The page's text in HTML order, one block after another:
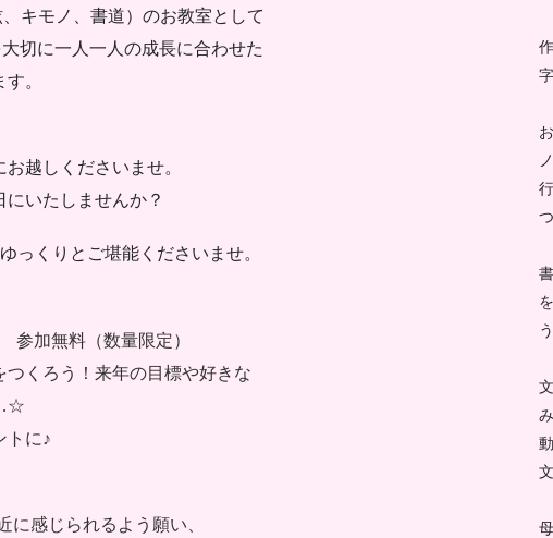
キモノ、書道）のお教室として
切に一人一人の成長に合わせた
。
越しくださいませ。
いたしませんか？
っくりとご堪能くださいませ。
参加無料（数量限定）
くろう！来年の目標や好きな
…☆
トに♪
に感じられるよう願い、